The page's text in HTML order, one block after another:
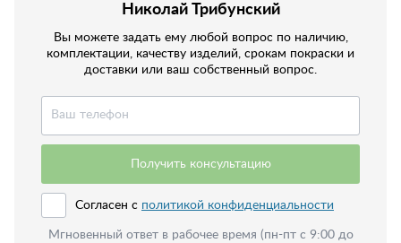
Николай Трибунский
Вы можете задать ему любой вопрос по наличию,
комплектации, качеству изделий, срокам покраски и
доставки или ваш собственный вопрос.
Получить консультацию
Согласен с политикой конфиденциальности
Мгновенный ответ в рабочее время (пн-пт с 9:00 до